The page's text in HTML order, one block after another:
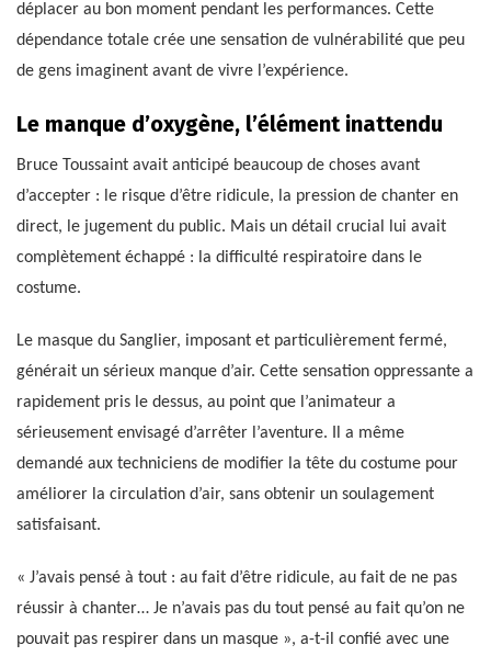
déplacer au bon moment pendant les performances. Cette
dépendance totale crée une sensation de vulnérabilité que peu
de gens imaginent avant de vivre l’expérience.
Le manque d’oxygène, l’élément inattendu
Bruce Toussaint avait anticipé beaucoup de choses avant
d’accepter : le risque d’être ridicule, la pression de chanter en
direct, le jugement du public. Mais un détail crucial lui avait
complètement échappé : la difficulté respiratoire dans le
costume.
Le masque du Sanglier, imposant et particulièrement fermé,
générait un sérieux manque d’air. Cette sensation oppressante a
rapidement pris le dessus, au point que l’animateur a
sérieusement envisagé d’arrêter l’aventure. Il a même
demandé aux techniciens de modifier la tête du costume pour
améliorer la circulation d’air, sans obtenir un soulagement
satisfaisant.
« J’avais pensé à tout : au fait d’être ridicule, au fait de ne pas
réussir à chanter… Je n’avais pas du tout pensé au fait qu’on ne
pouvait pas respirer dans un masque », a-t-il confié avec une